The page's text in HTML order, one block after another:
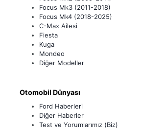
Focus Mk3 (2011-2018)
Focus Mk4 (2018-2025)
C-Max Ailesi
Fiesta
Kuga
Mondeo
Diğer Modeller
Otomobil Dünyası
Ford Haberleri
Diğer Haberler
Test ve Yorumlarımız (Biz)